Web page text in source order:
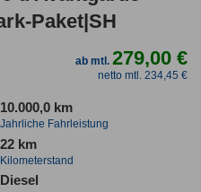
Paket|SH
ab mtl.279,00 €
netto mtl. 234,45 €
10.000,0 km
Jahrliche Fahrleistung
22 km
Kilometerstand
Diesel